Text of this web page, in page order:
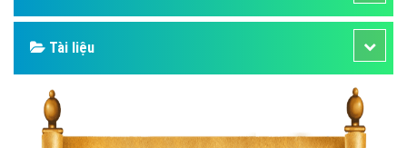
Tài liệu